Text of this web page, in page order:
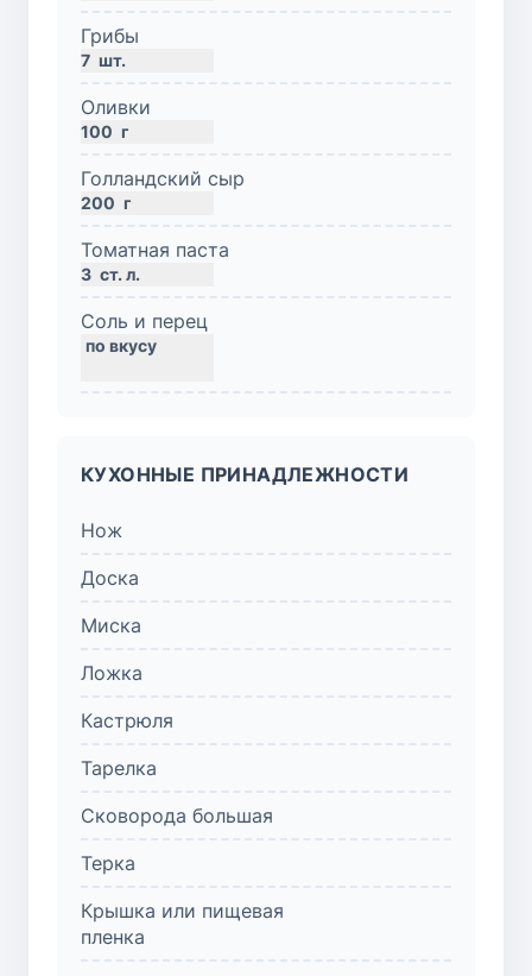
Грибы
7 шт.
Оливки
100 г
Голландский сыр
200 г
Томатная паста
3 ст. л.
Соль и перец
КУХОННЫЕ ПРИНАДЛЕЖНОСТИ
Нож
Доска
Миска
Ложка
Кастрюля
Тарелка
Сковорода большая
Терка
Крышка или пищевая
пленка